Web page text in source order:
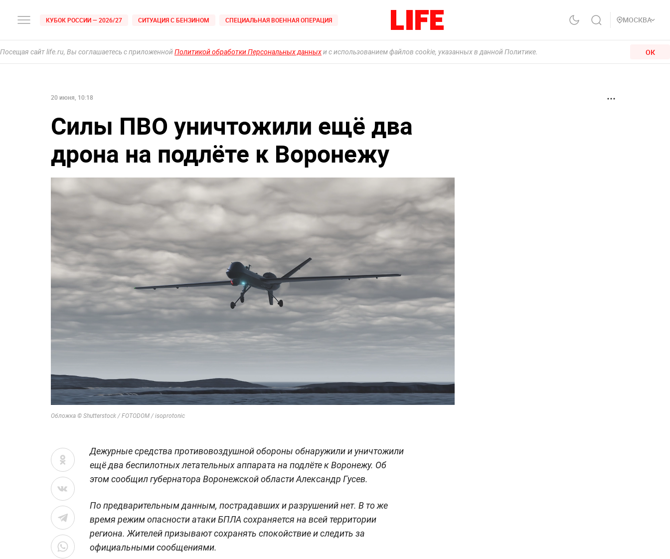
КУБОК РОССИИ — 2026/27 СИТУАЦИЯ С БЕНЗИНОМ СПЕЦИАЛЬНАЯ ВОЕННАЯ ОПЕРАЦИЯ МОСКВА
Посещая сайт life.ru, Вы соглашаетесь с приложеннойПолитикой обработки Персональных данныхи с использованием файлов cookie, указанных в данной Политике. ОК
20 июня, 10:18
Силы ПВО уничтожили ещё два
дрона на подлёте к Воронежу
Обложка © Shutterstock / FOTODOM / isoprotonic
Дежурные средства противовоздушной обороны обнаружили и уничтожили
ещё два беспилотных летательных аппарата на подлёте к Воронежу. Об
этом сообщил губернатора Воронежской области Александр Гусев.
По предварительным данным, пострадавших и разрушений нет. В то же
время режим опасности атаки БПЛА сохраняется на всей территории
региона. Жителей призывают сохранять спокойствие и следить за
официальными сообщениями.